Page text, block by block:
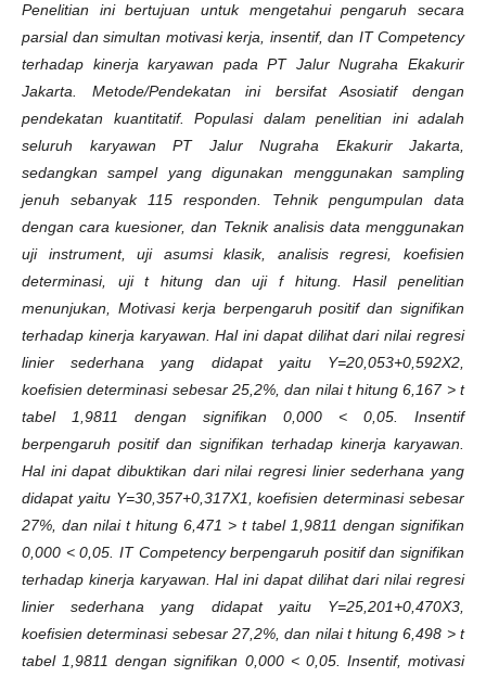
Penelitian ini bertujuan untuk mengetahui pengaruh secara
parsial dan simultan motivasi kerja, insentif, dan IT Competency
terhadap kinerja karyawan pada PT Jalur Nugraha Ekakurir
Jakarta. Metode/Pendekatanini bersifat Asosiatif dengan
pendekatan kuantitatif. Populasi dalam penelitian ini adalah
seluruh karyawan PT Jalur Nugraha Ekakurir Jakarta,
sedangkan sampel yang digunakan menggunakan sampling
jenuh sebanyak 115 responden. Tehnik pengumpulan data
dengan cara kuesioner, dan Teknik analisis data menggunakan
uji instrument, uji asumsi klasik, analisis regresi, koefisien
determinasi, uji t hitung dan uji f hitung. Hasil penelitian
menunjukan, Motivasi kerja berpengaruh positif dan signifikan
terhadap kinerja karyawan. Hal ini dapat dilihat dari nilai regresi
linier sederhana yang didapat yaitu Y=20,053+0,592X2,
koefisien determinasi sebesar 25,2%, dan nilai t hitung 6,167 > t
tabel 1,9811 dengan signifikan 0,000 < 0,05. Insentif
berpengaruh positif dan signifikan terhadap kinerja karyawan.
Hal ini dapat dibuktikan dari nilai regresi linier sederhana yang
didapat yaitu Y=30,357+0,317X1, koefisien determinasi sebesar
27%, dan nilai t hitung 6,471 > t tabel 1,9811 dengan signifikan
0,000 < 0,05. IT Competency berpengaruh positif dan signifikan
terhadap kinerja karyawan. Hal ini dapat dilihat dari nilai regresi
linier sederhana yang didapat yaitu Y=25,201+0,470X3,
koefisien determinasi sebesar 27,2%, dan nilai t hitung 6,498 > t
tabel 1,9811 dengan signifikan 0,000 < 0,05. Insentif, motivasi